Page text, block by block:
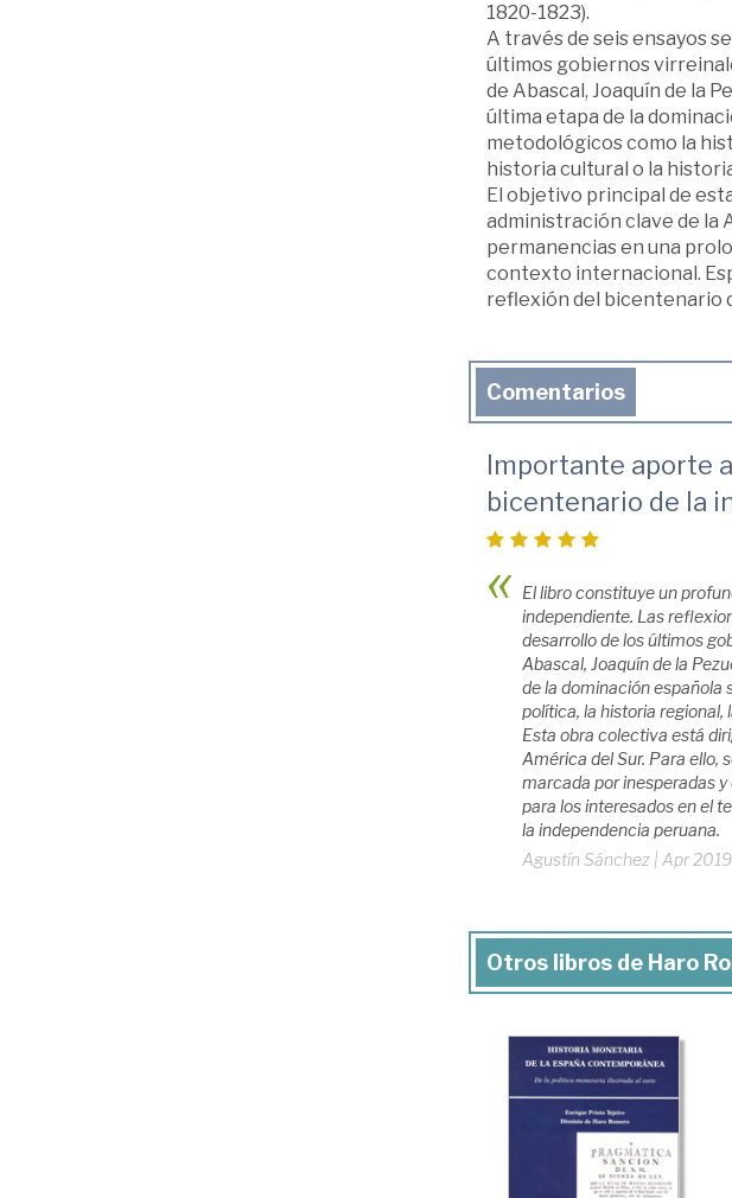
1820-1823).
A través de seis ensayos
últimos gobiernos
de Abascal, Joaquín de la
última etapa de la
metodológicos como la
historia cultural o la
El objetivo principal de
administración clave de la
permanencias en una
contexto internacional.
reflexión del bicentenario
Comentarios
Importante aporte
bicentenario de la
El libro constituye un
independiente. Las
desarrollo de los últimos
Abascal, Joaquín de la
de la dominación española
política, la historia
Esta obra colectiva está
América del Sur. Para ello,
marcada por inesperadas
para los interesados en el
la independencia peruana.
Agustín Sánchez| Apr
Otros libros de Haro